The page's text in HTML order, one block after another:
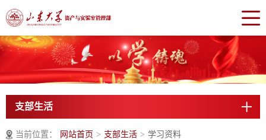
支部生活
当前位置： 网站首页 > 支部生活 > 学习资料